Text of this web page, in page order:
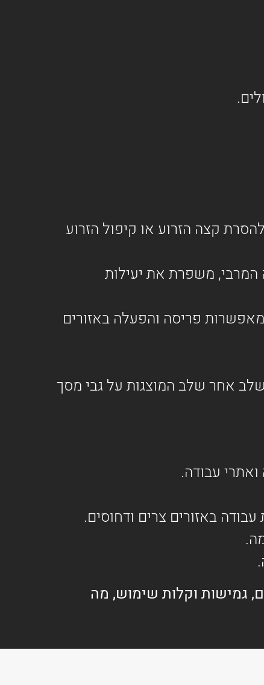
קצה הזרוע או קיפול הזרוע
משפרת את יעילות
פריסה והפעלה באזורים
אחר שלב המוצגות על גבי מסך
עבודה.
באזורים צרים ודחוסים.
גמישות וקלות שימוש, מה